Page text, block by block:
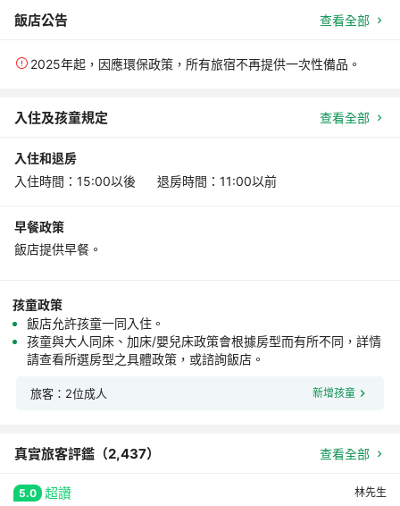
飯店公告 查看全部
2025年起，因應環保政策，所有旅宿不再提供一次性備品。
入住及孩童規定 查看全部
入住和退房
入住時間：15:00以後 退房時間：11:00以前
早餐政策
飯店提供早餐。
孩童政策
飯店允許孩童一同入住。
孩童與大人同床、加床/嬰兒床政策會根據房型而有所不同，詳情
請查看所選房型之具體政策，或諮詢飯店。
旅客：2位成人 新增孩童
真實旅客評鑑（2,437） 查看全部
5.0 超讚 林先生